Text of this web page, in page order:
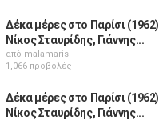
Δέκα μέρες στο Παρίσι (1962)
Νίκος Σταυρίδης, Γιάννης...
από malamaris
1,066 προβολές
Δέκα μέρες στο Παρίσι (1962)
Νίκος Σταυρίδης, Γιάννης...